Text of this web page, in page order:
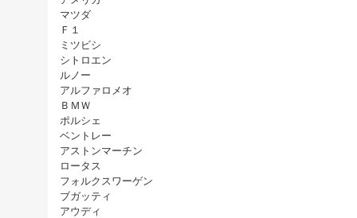
マツダ
Ｆ１
ミツビシ
シトロエン
ルノー
アルファロメオ
ＢＭＷ
ポルシェ
ベントレー
アストンマーチン
ロータス
フォルクスワーゲン
ブガッティ
アウディ